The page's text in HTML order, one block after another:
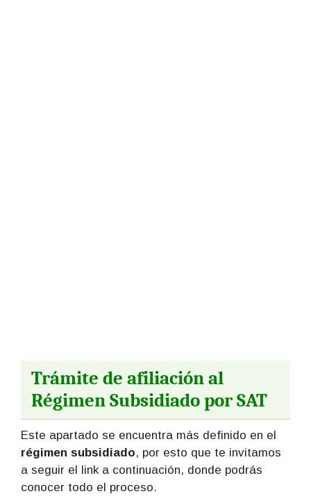
Trámite de afiliación al
Régimen Subsidiado por SAT
Este apartado se encuentra más definido en el
régimen subsidiado, por esto que te invitamos
a seguir el link a continuación, donde podrás
conocer todo el proceso.